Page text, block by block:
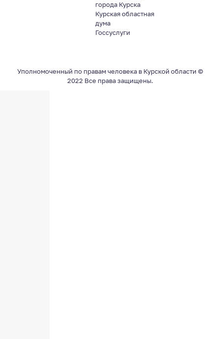
города Курска
Курская областная
дума
Госсуслуги
Уполномоченный по правам человека в Курской области ©
2022 Все права защищены.